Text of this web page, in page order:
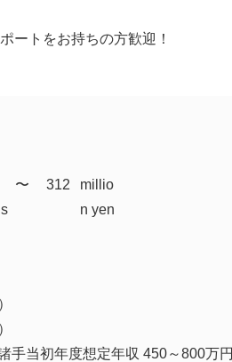
ートをお持ちの方歓迎！
​〜 312
millio
n yen
手当初年度想定年収 450～800万円